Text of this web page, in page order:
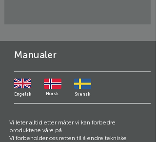
Manualer
Engelsk Norsk Svensk
Vi leter alltid etter måter vi kan forbedre
produktene våre på.
Vi forbeholder oss retten til å endre tekniske